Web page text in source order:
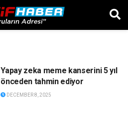
Yapay zeka meme kanserini 5 yıl
önceden tahmin ediyor
DECEMBER 8, 2025